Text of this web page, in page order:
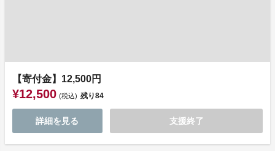
【寄付金】12,500円
¥12,500 (税込) 残り84
詳細を見る 支援終了